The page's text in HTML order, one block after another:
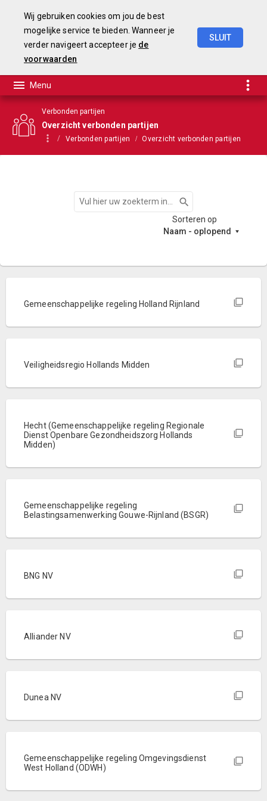
Wij gebruiken cookies om jou de best
mogelijke service te bieden. Wanneer je
verder navigeert accepteer je de
voorwaarden
SLUIT
Verbonden partijen
Overzicht verbonden partijen
Verbonden partijen Overzicht verbonden partijen
Zoeken
Sorteren op
Naam - oplopend
Gemeenschappelijke regeling Holland Rijnland
Veiligheidsregio Hollands Midden
Hecht (Gemeenschappelijke regeling Regionale
Dienst Openbare Gezondheidszorg Hollands
Midden)
Gemeenschappelijke regeling
Belastingsamenwerking Gouwe-Rijnland (BSGR)
BNG NV
Alliander NV
Dunea NV
Gemeenschappelijke regeling Omgevingsdienst
West Holland (ODWH)